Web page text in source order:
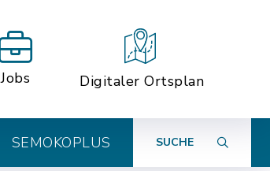
Jobs Digitaler Ortsplan
SEMOKOPLUS SUCHE